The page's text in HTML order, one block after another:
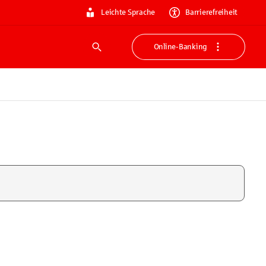
Leichte Sprache Barrierefreiheit
Suche
Online-Banking